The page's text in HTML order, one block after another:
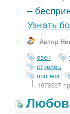
–
Узнать
Автор
овен
стрелец
прогноз
1973597